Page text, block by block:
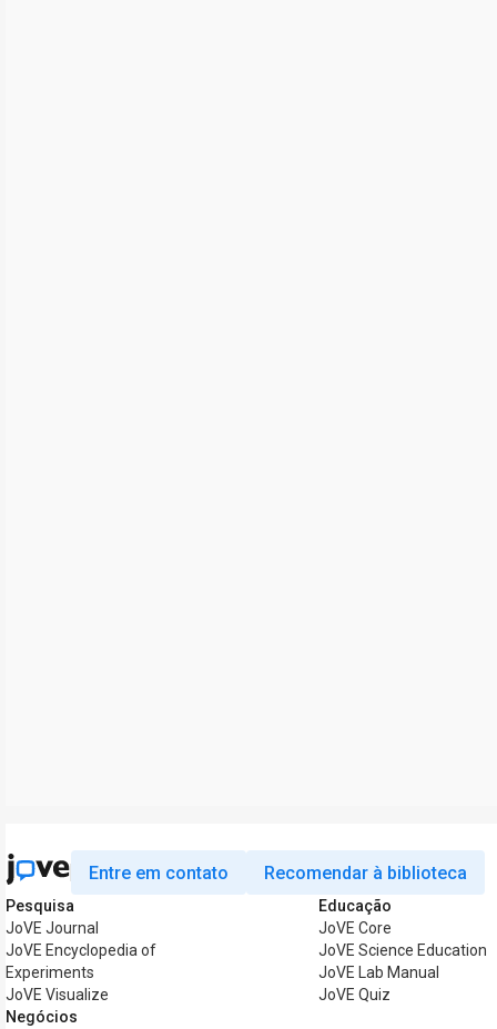
Entre em contato Recomendar à biblioteca
Pesquisa
JoVE Journal
JoVE Encyclopedia of
Experiments
JoVE Visualize
Negócios
Educação
JoVE Core
JoVE Science Education
JoVE Lab Manual
JoVE Quiz